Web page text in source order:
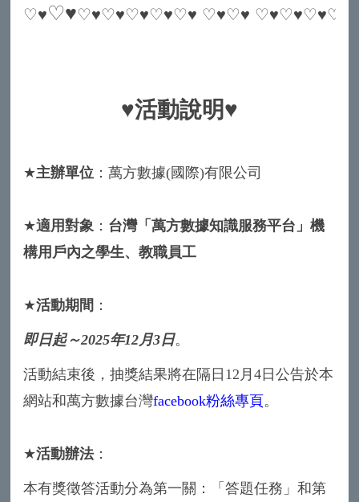
♡♥♡♥♡♥♡♥♡♥♡♥♡♥ ♡♥♡♥
♥活動說明♥
★主辦單位 ：萬方數據(國際)有限公司
★適用對象 ： 台灣「萬方數據知識服務平台」機
構用戶內之學生、教職員工
★活動期間 ：
即日起～2025年12月3日。
活動結束後，抽獎結果將在隔日12月4日公告於本
網站和萬方數據台灣facebook粉絲專頁。
★活動辦法：
本有獎徵答活動分為第一關：「答題任務」和第